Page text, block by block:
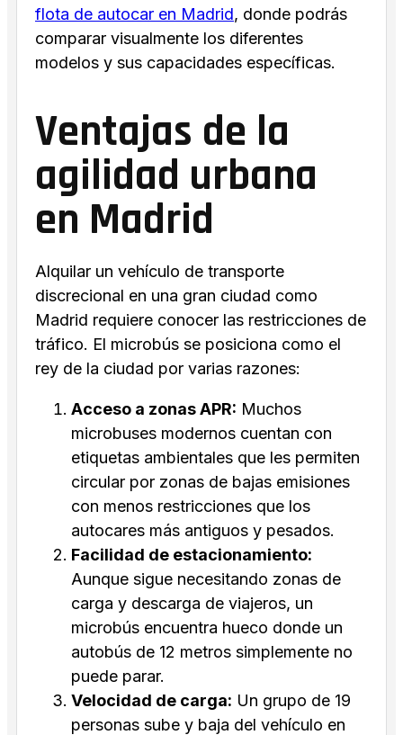
flota de autocar en Madrid, donde podrás
comparar visualmente los diferentes
modelos y sus capacidades específicas.
Ventajas de la
agilidad urbana
en Madrid
Alquilar un vehículo de transporte
discrecional en una gran ciudad como
Madrid requiere conocer las restricciones de
tráfico. El microbús se posiciona como el
rey de la ciudad por varias razones:
Acceso a zonas APR: Muchos
microbuses modernos cuentan con
etiquetas ambientales que les permiten
circular por zonas de bajas emisiones
con menos restricciones que los
autocares más antiguos y pesados.
Facilidad de estacionamiento:
Aunque sigue necesitando zonas de
carga y descarga de viajeros, un
microbús encuentra hueco donde un
autobús de 12 metros simplemente no
puede parar.
Velocidad de carga: Un grupo de 19
personas sube y baja del vehículo en